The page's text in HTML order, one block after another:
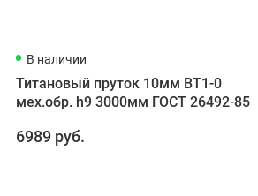
В наличии
Титановый пруток 10мм ВТ1-0
мех.обр. h9 3000мм ГОСТ 26492-85
6989 руб.